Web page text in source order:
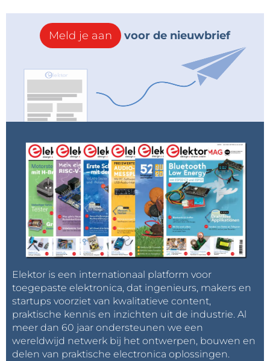
Meld je aan voor de nieuwbrief
Elektor is een internationaal platform voor
toegepaste elektronica, dat ingenieurs, makers en
startups voorziet van kwalitatieve content,
praktische kennis en inzichten uit de industrie. Al
meer dan 60 jaar ondersteunen we een
wereldwijd netwerk bij het ontwerpen, bouwen en
delen van praktische electronica oplossingen.